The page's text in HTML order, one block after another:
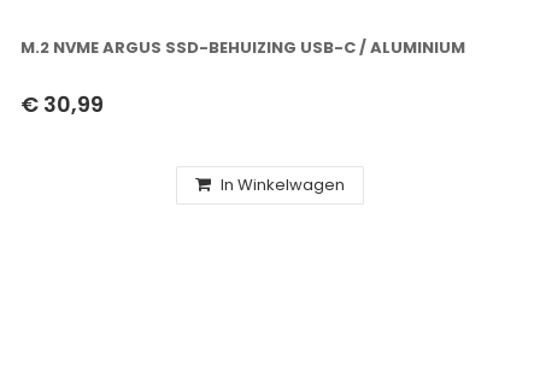
M.2 NVME ARGUS SSD-BEHUIZING USB-C / ALUMINIUM
€ 30,99
In Winkelwagen